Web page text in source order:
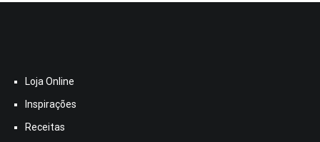
Loja Online
Inspirações
Receitas